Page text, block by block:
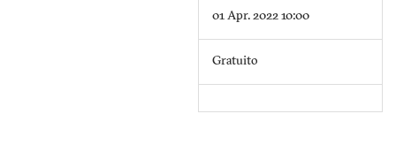
01 Apr. 2022 10:00
Gratuito